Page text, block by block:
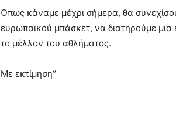
Όπως κάναμε μέχρι σήμερα, θα
ευρωπαϊκού μπάσκετ, να διατηρούμε μια
το μέλλον του αθλήματος.
Με εκτίμηση“